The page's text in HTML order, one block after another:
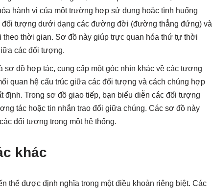
hành vi của một trường hợp sử dụng hoặc tình huống
đối tượng dưới dạng các đường đời (đường thẳng đứng) và
thời gian. Sơ đồ này giúp trực quan hóa thứ tự thời
các đối tượng.
sơ đồ hợp tác, cung cấp một góc nhìn khác về các tương
quan hệ cấu trúc giữa các đối tượng và cách chúng hợp
định. Trong sơ đồ giao tiếp, bạn biểu diễn các đối tượng
tác hoặc tin nhắn trao đổi giữa chúng. Các sơ đồ này
đối tượng trong một hệ thống.
khác
thể được định nghĩa trong một điều khoản riêng biệt. Các